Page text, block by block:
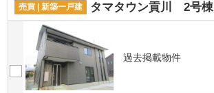
売買 | 新築一戸建
タマタウン貢川 2号棟
過去掲載物件